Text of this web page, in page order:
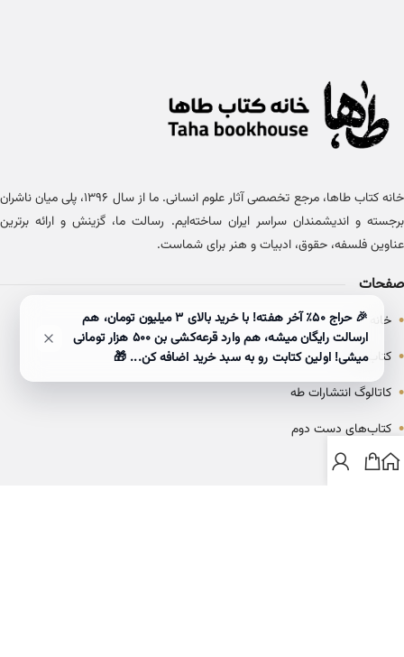
خانه کتاب طاها، مرجع تخصصی آثار علوم انسانی. ما از سال ۱۳۹۶، پلی میان ناشران
برجسته و اندیشمندان سراسر ایران ساخته‌ایم. رسالت ما، گزینش و ارائه برترین
عناوین فلسفه، حقوق، ادبیات و هنر برای شماست.
صفحات
• خانه
• کتاب‌ها
• کاتالوگ انتشارات طه
• کتاب‌های دست دوم
• بلاگ
🎉 حراج ۵۰٪ آخر هفته! با خرید بالای 3 میلیون تومان، هم
ارسالت رایگان میشه، هم وارد قرعه‌کشی بن ۵۰۰ هزار تومانی
میشی! اولین کتابت رو به سبد خرید اضافه کن... 🎁